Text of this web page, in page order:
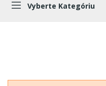
Vyberte Kategóriu